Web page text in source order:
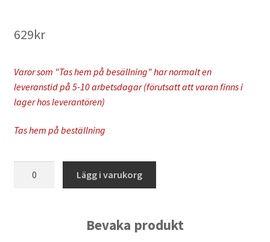
629kr
Varor som "Tas hem på besällning" har normalt en
leveranstid på 5-10 arbetsdagar (förutsatt att varan finns i
lager hos leverantören)
Tas hem på beställning
Lägg i varukorg
Bevaka produkt